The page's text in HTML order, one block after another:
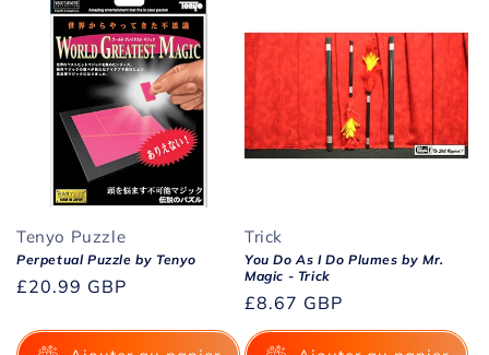
Tenyo Puzzle
Perpetual Puzzle by Tenyo
Prix
£20.99 GBP
Trick
You Do As I Do Plumes by Mr.
Magic - Trick
Prix
habituel
£8.67 GBP